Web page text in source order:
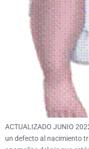
ACTUALIZADO JUNIO
un defecto al nacimiento